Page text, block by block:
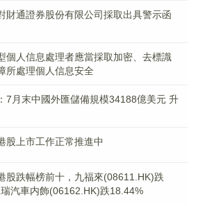
財通證券股份有限公司採取出具警示函
個人信息處理者應當採取加密、去標識
所處理個人信息安全
7月末中國外匯儲備規模34188億美元 升
股上市工作正常推進中
股跌幅榜前十，九福來(08611.HK)跌
汽車内飾(06162.HK)跌18.44%